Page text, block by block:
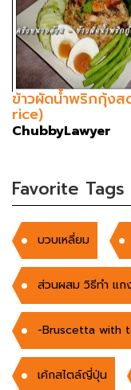
ข้าวผัดน้ำพริกกุ้ง
rice)
ChubbyLawyer
Favorite Tags
บวบเหลี่ยม
ส่วนผสม วิธีทำ แก
-Bruscetta with
เค้กสไตล์ญี่ปุ่น